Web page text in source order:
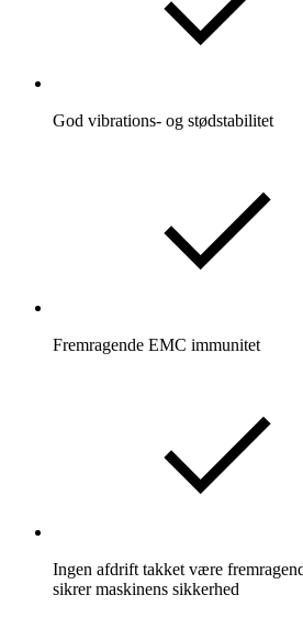
God vibrations- og stødstabilitet
Fremragende EMC immunitet
Ingen afdrift takket være
sikrer maskinens sikkerhed